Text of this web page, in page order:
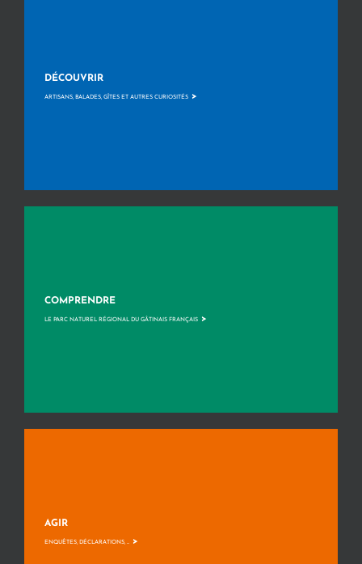
DÉCOUVRIR
ARTISANS, BALADES, GÎTES ET AUTRES CURIOSITÉS >
COMPRENDRE
LE PARC NATUREL RÉGIONAL DU GÂTINAIS FRANÇAIS >
AGIR
ENQUÊTES, DÉCLARATIONS, ... >